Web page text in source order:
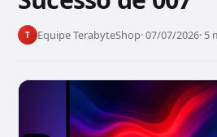
T Equipe TerabyteShop· 07/07/2026· 5